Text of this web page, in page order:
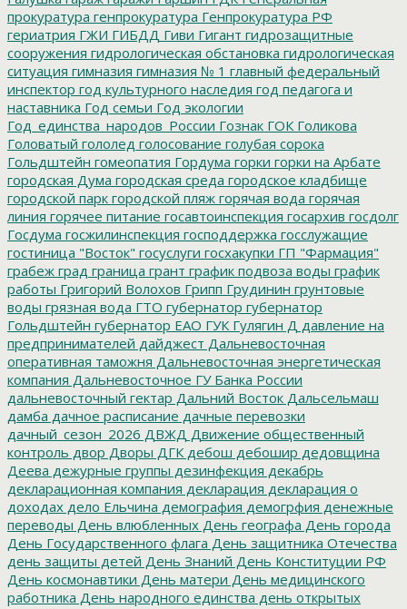
прокуратура генпрокуратура Генпрокуратура РФ
гериатрия ГЖИ ГИБДД Гиви Гигант гидрозащитные
сооружения гидрологическая обстановка гидрологическая
ситуация гимназия гимназия № 1 главный федеральный
инспектор год культурного наследия год педагога и
наставника Год семьи Год экологии
Год_единства_народов_России Гознак ГОК Голикова
Головатый гололед голосование голубая сорока
Гольдштейн гомеопатия Гордума горки горки на Арбате
городская Дума городская среда городское кладбище
городской парк городской пляж горячая вода горячая
линия горячее питание госавтоинспекция госархив госдолг
Госдума госжилинспекция господдержка госслужащие
гостиница "Восток" госуслуги госхакупки ГП "Фармация"
грабеж град граница грант график подвоза воды график
работы Григорий Волохов Грипп Грудинин грунтовые
воды грязная вода ГТО губернатор губернатор
Гольдштейн губернатор ЕАО ГУК Гулягин Д давление на
предпринимателей дайджест Дальневосточная
оперативная таможня Дальневосточная энергетическая
компания Дальневосточное ГУ Банка России
дальневосточный гектар Дальний Восток Дальсельмаш
дамба дачное расписание дачные перевозки
дачный_сезон_2026 ДВЖД Движение общественный
контроль двор Дворы ДГК дебош дебошир дедовщина
Деева дежурные группы дезинфекция декабрь
декларационная компания декларация декларация о
доходах дело Ельчина демография демогрфия денежные
переводы День влюбленных День географа День города
День Государственного флага День защитника Отечества
день защиты детей День Знаний День Конституции РФ
День космонавтики День матери День медицинского
работника День народного единства день открытых